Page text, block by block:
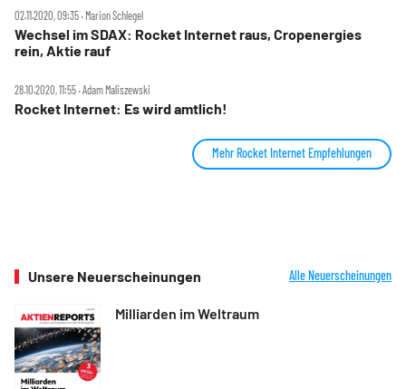
02.11.2020, 09:35 ‧ Marion Schlegel
Wechsel im SDAX: Rocket Internet raus, Cropenergies
rein, Aktie rauf
28.10.2020, 11:55 ‧ Adam Maliszewski
Rocket Internet: Es wird amtlich!
Mehr Rocket Internet Empfehlungen
Unsere Neuerscheinungen Alle Neuerscheinungen
Milliarden im Weltraum